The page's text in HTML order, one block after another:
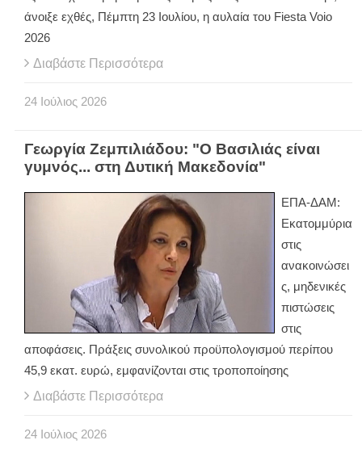
άνοιξε εχθές, Πέμπτη 23 Ιουλίου, η αυλαία του Fiesta Voio
2026
Διαβάστε Περισσότερα
24 Ιούλιος 2026
Γεωργία Ζεμπιλιάδου: "Ο Βασιλιάς είναι
γυμνός... στη Δυτική Μακεδονία"
ΕΠΑ-ΔΑΜ:
Εκατομμύρια
στις
ανακοινώσει
ς, μηδενικές
πιστώσεις
στις
αποφάσεις. Πράξεις συνολικού προϋπολογισμού περίπου
45,9 εκατ. ευρώ, εμφανίζονται στις τροποποίησης
Διαβάστε Περισσότερα
24 Ιούλιος 2026